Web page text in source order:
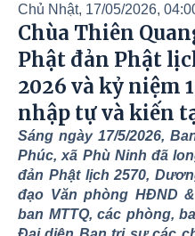
tự và kiến tạo Ngôi Tam
Chủ Nhật, 17/05/2026,
Chùa Thiên
Phật đản Phật
2026 và kỷ niệm
nhập tự và kiến
Sáng ngày 17/5/2026,
Phúc, xã Phù Ninh đã
đản Phật lịch 2570,
đạo Văn phòng HĐND
ban MTTQ, các phòng,